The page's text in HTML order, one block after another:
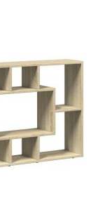
библотека
на
може да
височина на
и
вписва
да го
книги
за да